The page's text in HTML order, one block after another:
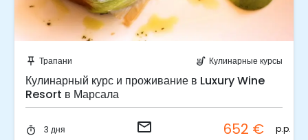
push_pin Трапани soup_kitchen Кулинарные курсы
Кулинарный курс и проживание в Luxury Wine
Resort в Марсала
timer 3 дня email 652 € p.p.